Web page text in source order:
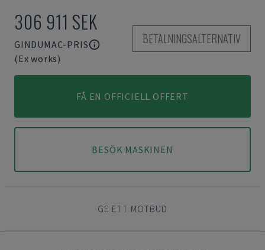
306 911 SEK
GINDUMAC-PRIS
(Ex works)
BETALNINGSALTERNATIV
FÅ EN OFFICIELL OFFERT
BESÖK MASKINEN
GE ETT MOTBUD